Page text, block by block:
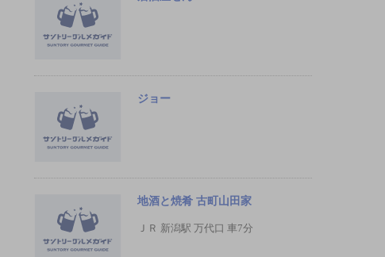
ジョー
地酒と焼肴 古町山田家
ＪＲ 新潟駅 万代口 車7分